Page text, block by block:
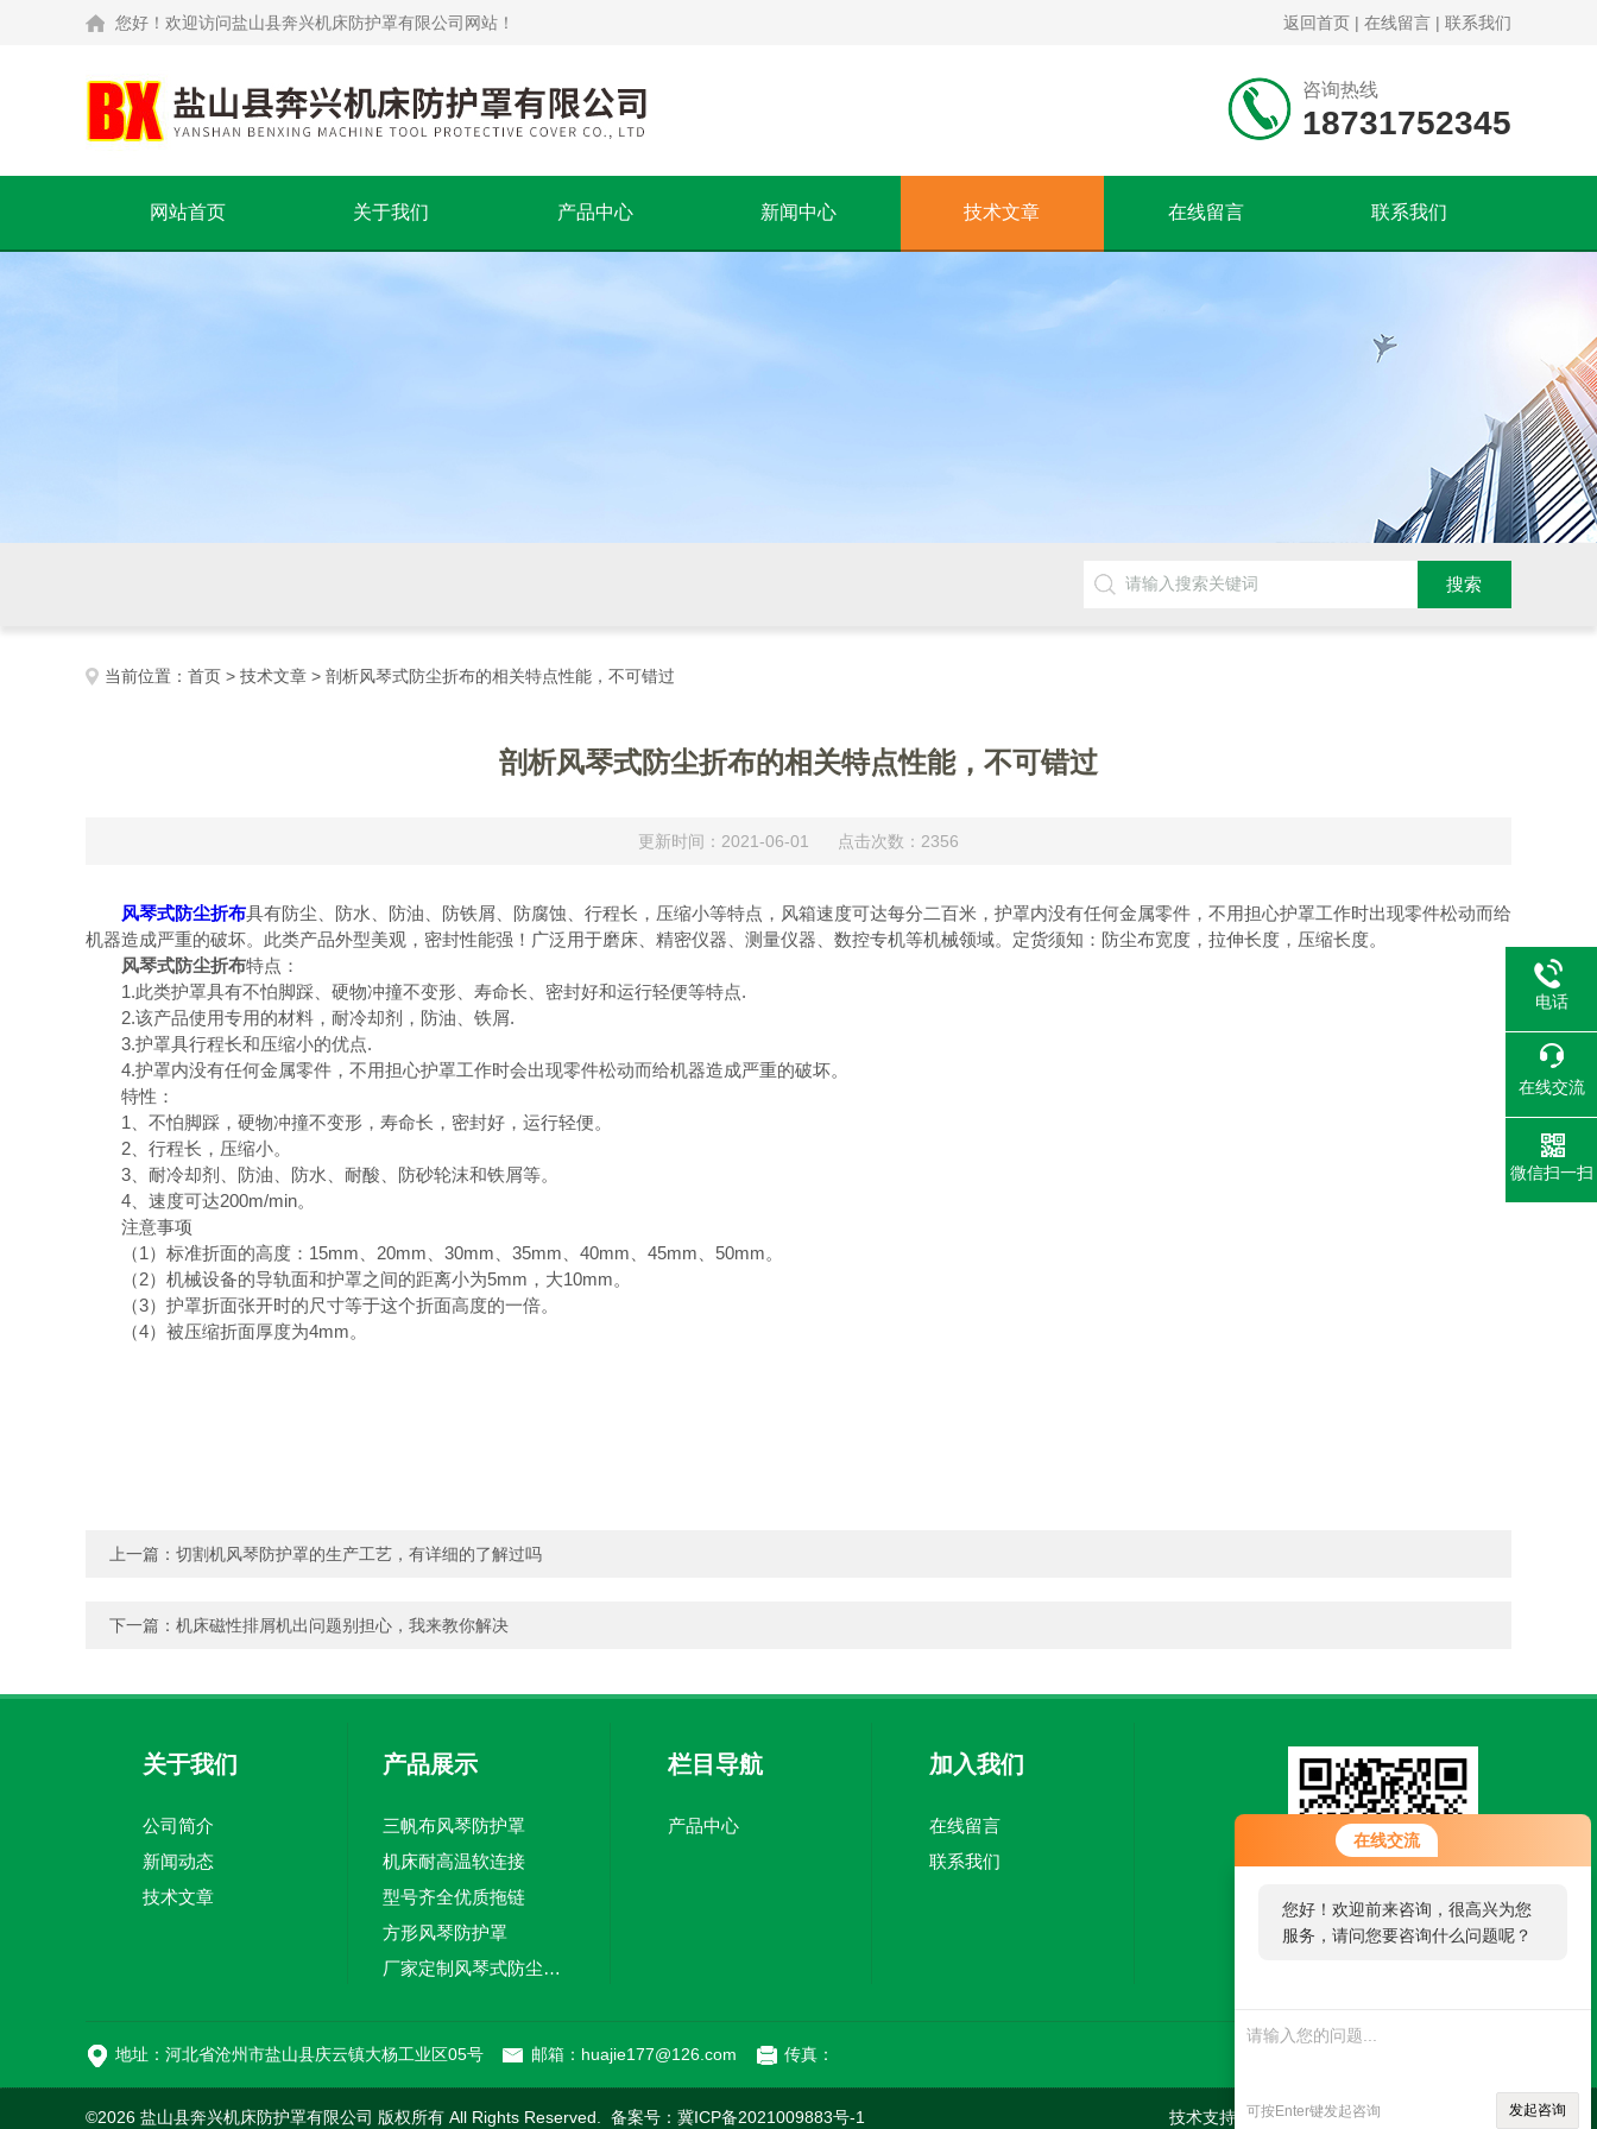
在线交流
您好！欢迎前来咨询，很高兴为您
服务，请问您要咨询什么问题呢？
可按Enter键发起咨询 发起咨询
您好！欢迎访问盐山县奔兴机床防护罩有限公司网站！ 返回首页 | 在线留言 | 联系我们
咨询热线
18731752345
网站首页 关于我们 产品中心 新闻中心 技术文章 在线留言 联系我们
当前位置： 首页 > 技术文章 > 剖析风琴式防尘折布的相关特点性能，不可错过
剖析风琴式防尘折布的相关特点性能，不可错过
更新时间：2021-06-01 点击次数：2356
风琴式防尘折布具有防尘、防水、防油、防铁屑、防腐蚀、行程长，压缩小等特点，风箱速度可达每分二百米，护罩内没有任何金属零件，不用担心护罩工作时出现零件松动而给
机器造成严重的破坏。此类产品外型美观，密封性能强！广泛用于磨床、精密仪器、测量仪器、数控专机等机械领域。定货须知：防尘布宽度，拉伸长度，压缩长度。
风琴式防尘折布特点：
1.此类护罩具有不怕脚踩、硬物冲撞不变形、寿命长、密封好和运行轻便等特点.
2.该产品使用专用的材料，耐冷却剂，防油、铁屑.
3.护罩具行程长和压缩小的优点.
4.护罩内没有任何金属零件，不用担心护罩工作时会出现零件松动而给机器造成严重的破坏。
特性：
1、不怕脚踩，硬物冲撞不变形，寿命长，密封好，运行轻便。
2、行程长，压缩小。
3、耐冷却剂、防油、防水、耐酸、防砂轮沫和铁屑等。
4、速度可达200m/min。
注意事项
（1）标准折面的高度：15mm、20mm、30mm、35mm、40mm、45mm、50mm。
（2）机械设备的导轨面和护罩之间的距离小为5mm，大10mm。
（3）护罩折面张开时的尺寸等于这个折面高度的一倍。
（4）被压缩折面厚度为4mm。
上一篇： 切割机风琴防护罩的生产工艺，有详细的了解过吗
下一篇： 机床磁性排屑机出问题别担心，我来教你解决
关于我们
公司简介
新闻动态
技术文章
产品展示
三帆布风琴防护罩
机床耐高温软连接
型号齐全优质拖链
方形风琴防护罩
厂家定制风琴式防尘折布
栏目导航
产品中心
加入我们
在线留言
联系我们
地址：河北省沧州市盐山县庆云镇大杨工业区05号 邮箱：huajie177@126.com 传真：
©2026 盐山县奔兴机床防护罩有限公司 版权所有 All Rights Reserved. 备案号： 冀ICP备2021009883号-1 技术支持：机床商务网 管理登陆 sitemap.xml
电话
在线交流
微信扫一扫